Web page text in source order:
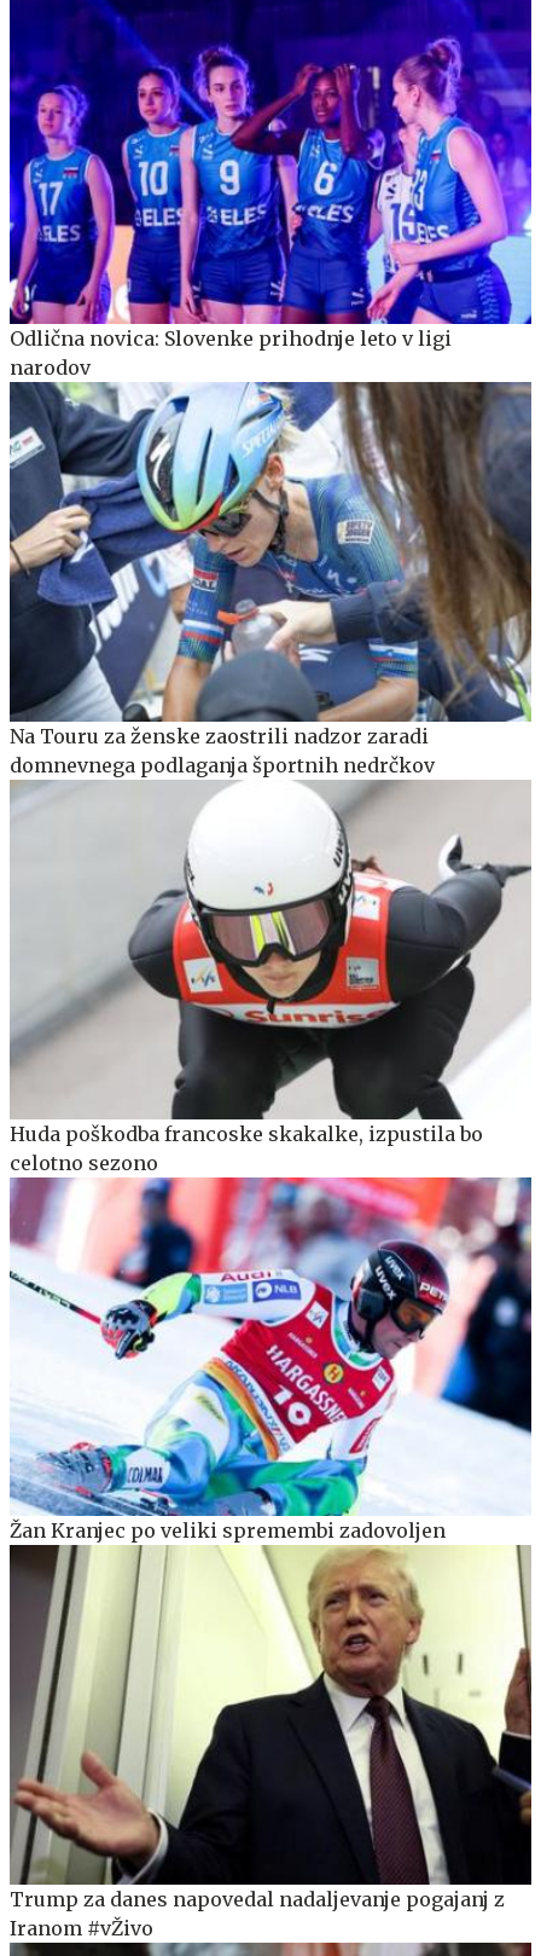
Odlična novica: Slovenke prihodnje leto v ligi
narodov
Na Touru za ženske zaostrili nadzor zaradi
domnevnega podlaganja športnih nedrčkov
Huda poškodba francoske skakalke, izpustila bo
celotno sezono
Žan Kranjec po veliki spremembi zadovoljen
Trump za danes napovedal nadaljevanje pogajanj z
Iranom #vŽivo